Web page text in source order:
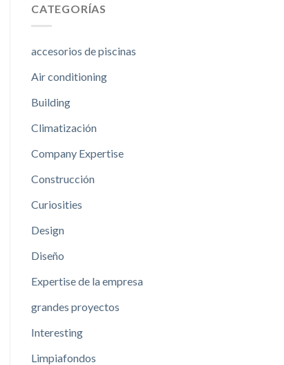
CATEGORÍAS
accesorios de piscinas
Air conditioning
Building
Climatización
Company Expertise
Construcción
Curiosities
Design
Diseño
Expertise de la empresa
grandes proyectos
Interesting
Limpiafondos